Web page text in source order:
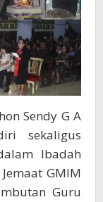
Sendy G A
sekaligus
Ibadah
GMIM
Guru